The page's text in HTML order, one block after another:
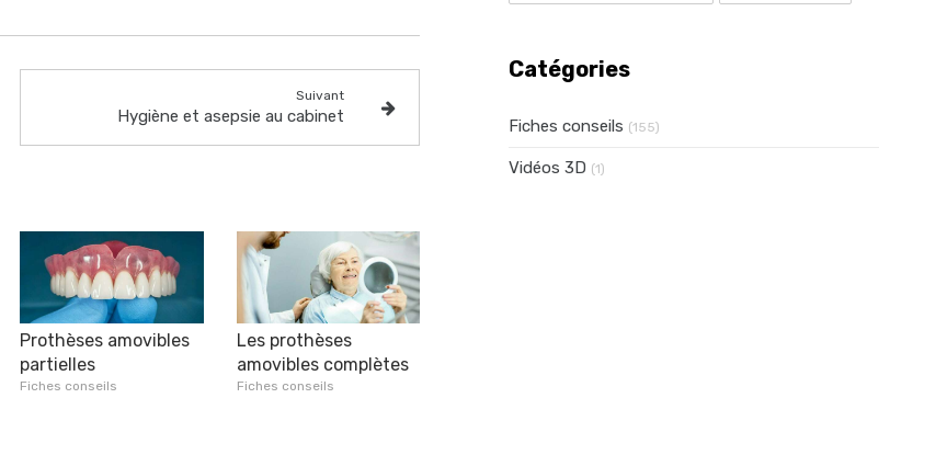
Suivant
Hygiène et asepsie au cabinet
Prothèses amovibles
partielles
Fiches conseils
Les prothèses
amovibles complètes
Fiches conseils
Catégories
Fiches conseils (155)
Vidéos 3D (1)